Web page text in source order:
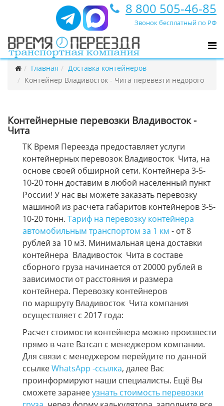
8 800 505-46-85
Звонок бесплатный по РФ
Главная
Доставка контейнеров
Контейнер Владивосток - Чита перевезти недорого
Контейнерные перевозки Владивосток -
Чита
ТК Время Переезда предоставляет услуги
контейнерных перевозок Владивосток Чита, на
основе своей обширной сети. Контейнера 3-5-
10-20 тонн доставим в любой населенный пункт
России! У нас вы можете заказать перевозку
машиной из расчета габаритов контейнеров 3-5-
10-20 тонн. Тариф на перевозку контейнера
автомобильным транспортом за 1 км - от 8
рублей за 10 м3. Минимальная цена доставки
контейнера Владивосток Чита в составе
сборного груза начинается от 20000 рублей в
зависимости от расстояния и размера
контейнера. Перевозку контейнеров
по маршруту Владивосток Чита компания
осуществляет с 2017 года:
Расчет стоимости контейнера можно произвести
прямо в чате Ватсап с менеджером компании.
Для связи с менеджером перейдите по данной
ссылкеWhatsApp -ссылка, далее Вас
проинформируют наши специалисты. Ещё Вы
сможете заранееузнать стоимость перевозки